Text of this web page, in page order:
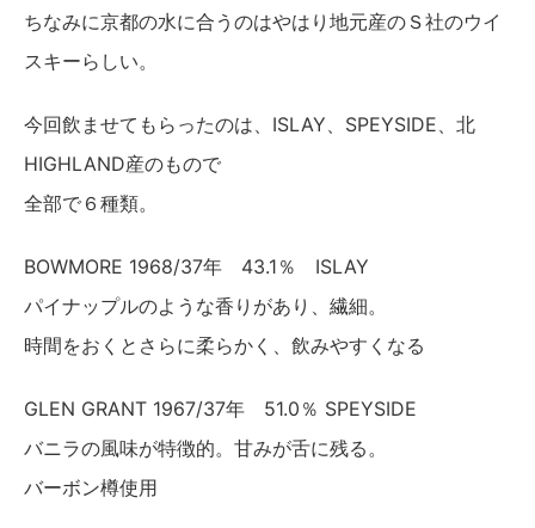
ちなみに京都の水に合うのはやはり地元産のＳ社のウイ
スキーらしい。
今回飲ませてもらったのは、ISLAY、SPEYSIDE、北
HIGHLAND産のもので
全部で６種類。
BOWMORE 1968/37年 43.1％ ISLAY
パイナップルのような香りがあり、繊細。
時間をおくとさらに柔らかく、飲みやすくなる
GLEN GRANT 1967/37年 51.0％ SPEYSIDE
バニラの風味が特徴的。甘みが舌に残る。
バーボン樽使用